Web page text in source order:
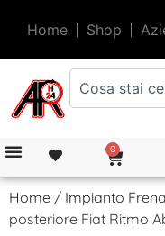
Home Shop
0
Home / Impianto
posteriore Fiat Ritmo